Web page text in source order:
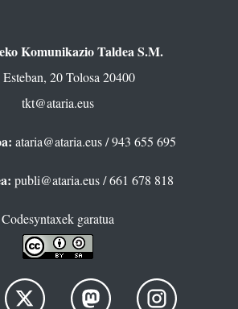
Komunikazio Taldea S.M.
Esteban, 20 Tolosa 20400
tkt@ataria.eus
ataria@ataria.eus/ 943 655 695
publi@ataria.eus/ 661 678 818
Codesyntaxek garatua